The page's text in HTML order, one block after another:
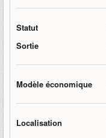
Statut
Sortie
Modèle économique
Localisation